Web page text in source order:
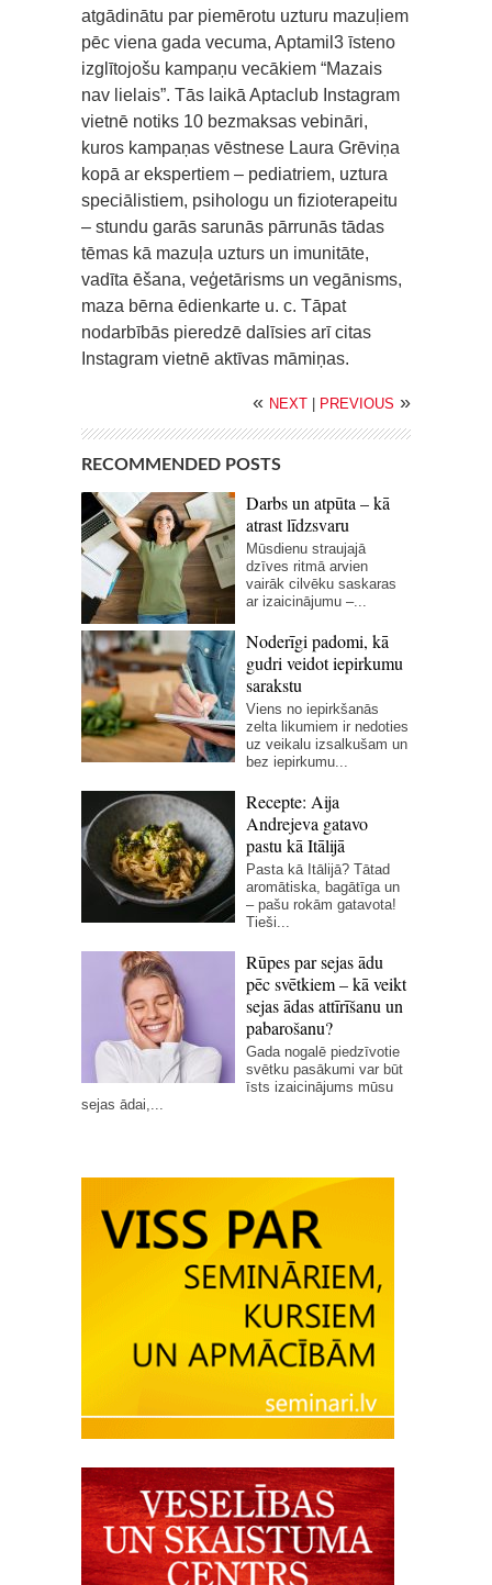
atgādinātu par piemērotu uzturu mazuļiem
pēc viena gada vecuma, Aptamil3 īsteno
izglītojošu kampaņu vecākiem “Mazais
nav lielais”. Tās laikā Aptaclub Instagram
vietnē notiks 10 bezmaksas vebināri,
kuros kampaņas vēstnese Laura Grēviņa
kopā ar ekspertiem – pediatriem, uztura
speciālistiem, psihologu un fizioterapeitu
– stundu garās sarunās pārrunās tādas
tēmas kā mazuļa uzturs un imunitāte,
vadīta ēšana, veģetārisms un vegānisms,
maza bērna ēdienkarte u. c. Tāpat
nodarbībās pieredzē dalīsies arī citas
Instagram vietnē aktīvas māmiņas.
« NEXT PREVIOUS »
RECOMMENDED POSTS
Darbs un atpūta – kā
atrast līdzsvaru
Mūsdienu straujajā
dzīves ritmā arvien
vairāk cilvēku saskaras
ar izaicinājumu –...
Noderīgi padomi, kā
gudri veidot iepirkumu
sarakstu
Viens no iepirkšanās
zelta likumiem ir nedoties
uz veikalu izsalkušam un
bez iepirkumu...
Recepte: Aija
Andrejeva gatavo
pastu kā Itālijā
Pasta kā Itālijā? Tātad
aromātiska, bagātīga un
– pašu rokām gatavota!
Tieši...
Rūpes par sejas ādu
pēc svētkiem – kā veikt
sejas ādas attīrīšanu un
pabarošanu?
Gada nogalē piedzīvotie
svētku pasākumi var būt
īsts izaicinājums mūsu
sejas ādai,...